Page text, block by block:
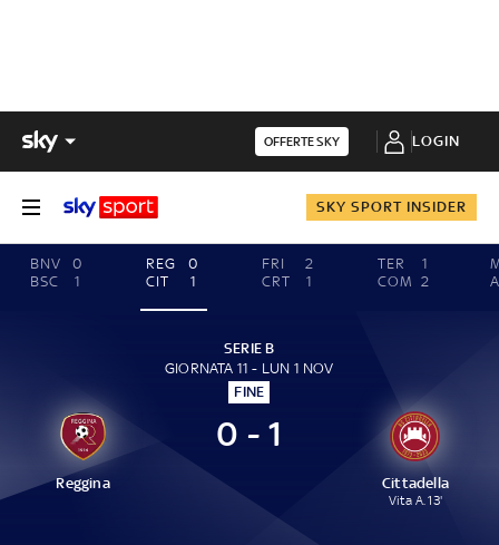
OFFERTE SKY LOGIN
SKY SPORT INSIDER
BNV
0
BSC
1
REG
0
CIT
1
FRI
2
CRT
1
TER
1
COM 2
SERIE B
GIORNATA 11 - LUN 1 NOV
FINE
Reggina
0 - 1
Cittadella
Vita A. 13'